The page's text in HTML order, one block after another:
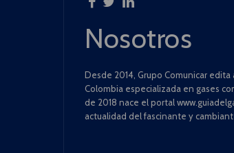
Nosotros
Desde 2014, Grupo Comunicar edita
Colombia especializada en gases
de 2018 nace el portal
actualidad del fascinante y